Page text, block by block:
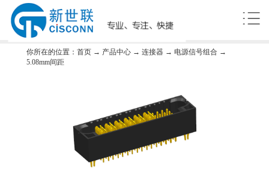
你所在的位置： 首页 → 产品中心 → 连接器 → 电源信号组合 →
5.08mm间距